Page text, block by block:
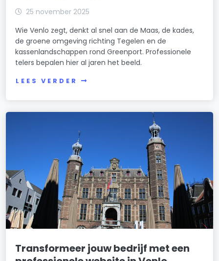
25 november 2025
Wie Venlo zegt, denkt al snel aan de Maas, de kades,
de groene omgeving richting Tegelen en de
kassenlandschappen rond Greenport. Professionele
telers bepalen hier al jaren het beeld.
LEES VERDER
Transformeer jouw bedrijf met een